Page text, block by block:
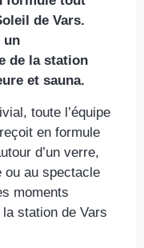
de Vars.
un
de la station
et sauna.
toute l’équipe
en formule
d’un verre,
ou au spectacle
moments
station de Vars